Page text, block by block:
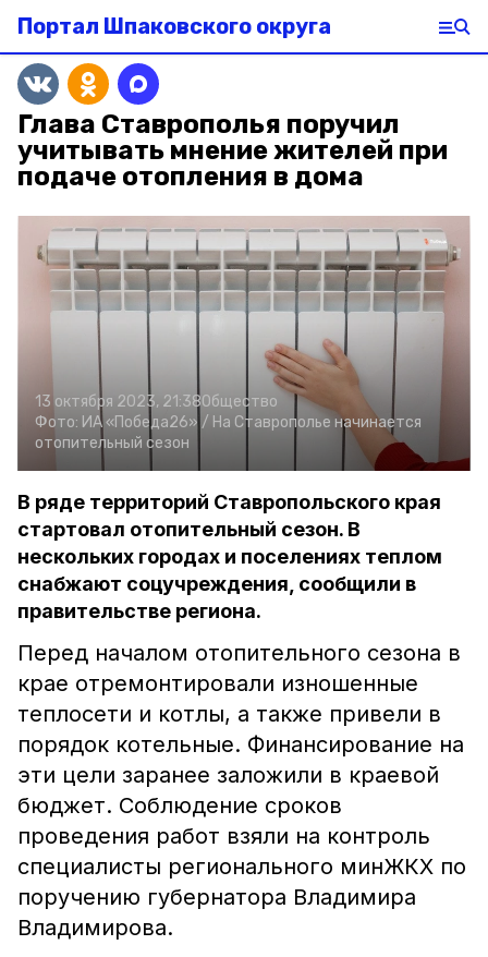
Портал Шпаковского округа
Глава Ставрополья поручил
учитывать мнение жителей при
подаче отопления в дома
13 октября 2023, 21:38Общество
Фото: ИА «Победа26» / На Ставрополье начинается
отопительный сезон
В ряде территорий Ставропольского края
стартовал отопительный сезон. В
нескольких городах и поселениях теплом
снабжают соцучреждения, сообщили в
правительстве региона.
Перед началом отопительного сезона в
крае отремонтировали изношенные
теплосети и котлы, а также привели в
порядок котельные. Финансирование на
эти цели заранее заложили в краевой
бюджет. Соблюдение сроков
проведения работ взяли на контроль
специалисты регионального минЖКХ по
поручению губернатора Владимира
Владимирова.